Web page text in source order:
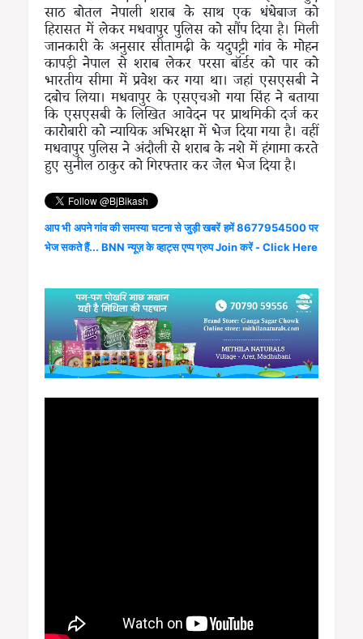
साठ बोतल नेपाली शराब के साथ एक धंधेबाज को
हिरासत में लेकर मधवापुर पुलिस को सौंप दिया है। मिली
जानकारी के अनुसार सीतामढ़ी के यदुपट्टी गांव के मोहन
कापड़ी नेपाल से शराब लेकर परसा बॉर्डर को पार को
भारतीय सीमा में प्रवेश कर गया था। जहां एसएसबी ने
दबोच लिया। मधवापुर के एसएचओ गया सिंह ने बताया
कि एसएसबी के लिखित आवेदन पर प्राथमिकी दर्ज कर
कारोबारी को न्यायिक अभिरक्षा में भेज दिया गया है। वहीं
मधवापुर पुलिस ने अंदौली से शराब के नशे में हंगामा करते
हुए सुनील ठाकुर को गिरफ्तार कर जेल भेज दिया है।
आप भी अपने गांव की समस्या घटना से जुड़ी खबरें हमें 8677954500 पर
भेज सकते हैं... BNN न्यूज़ के व्हाट्स एप्प ग्रुप Join करें - Click Here